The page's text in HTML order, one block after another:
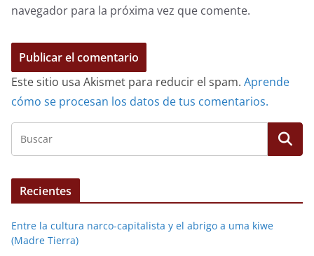
navegador para la próxima vez que comente.
Este sitio usa Akismet para reducir el spam. Aprende
cómo se procesan los datos de tus comentarios.
Recientes
Entre la cultura narco-capitalista y el abrigo a uma kiwe
(Madre Tierra)